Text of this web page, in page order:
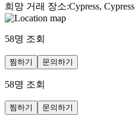
희망 거래 장소:Cypress, Cypress
58명 조회
찜하기 문의하기
58명 조회
찜하기 문의하기